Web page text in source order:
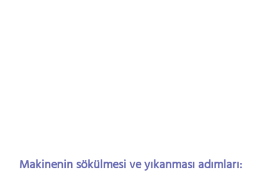
Makinenin sökülmesi ve yıkanması adımları: